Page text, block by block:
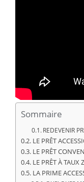
Sommaire
REDEVENIR
LE PRÊT
LE PRÊT
LE PRÊT À TAUX
LA PRIME